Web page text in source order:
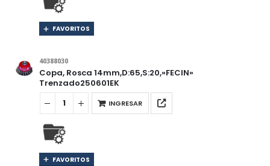
FAVORITOS
40388030
Copa, Rosca 14mm,D:65,S:20,»FECIN»
Trenzado250601EK
INGRESAR
FAVORITOS